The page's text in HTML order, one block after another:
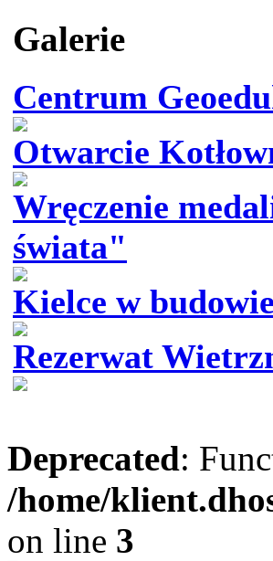
Galerie
Centrum
Otwarcie
Wręczenie
świata"
Kielce w budowie
Rezerwat
Deprecated:
/home/
on line 3